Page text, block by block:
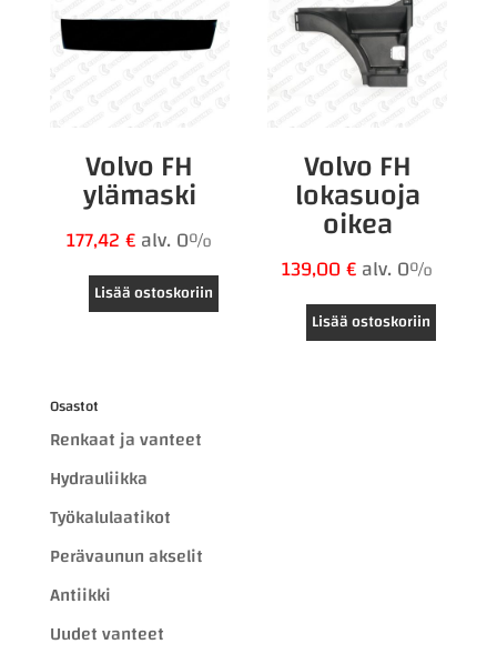
Volvo FH
ylämaski
177,42€alv. 0%
Lisää ostoskoriin
Volvo FH
lokasuoja
oikea
139,00€alv. 0%
Lisää ostoskoriin
Osastot
Renkaat ja vanteet
Hydrauliikka
Työkalulaatikot
Perävaunun akselit
Antiikki
Uudet vanteet